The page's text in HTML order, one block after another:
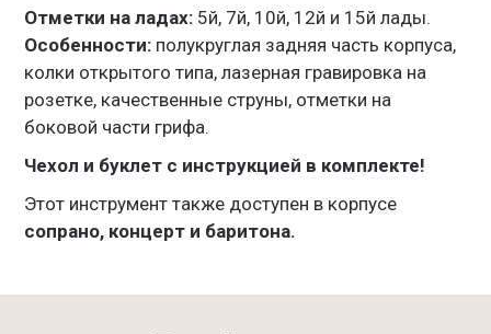
Отметки на ладах: 5й, 7й, 10й, 12й и 15й лады.
Особенности: полукруглая задняя часть корпуса,
колки открытого типа, лазерная гравировка на
розетке, качественные струны, отметки на
боковой части грифа.
Чехол и буклет с инструкцией в комплекте!
Этот инструмент также доступен в корпусе
сопрано, концерт и баритона.